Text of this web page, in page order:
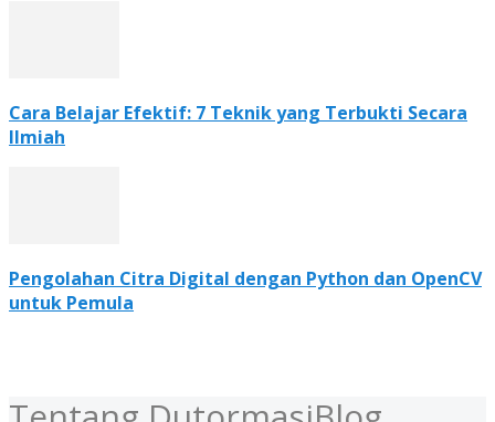
Cara Belajar Efektif: 7 Teknik yang Terbukti Secara
Ilmiah
Pengolahan Citra Digital dengan Python dan OpenCV
untuk Pemula